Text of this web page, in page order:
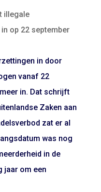
illegale
op 22 september
in door
vanaf 22
in. Dat schrijft
Zaken aan
zat er al
was nog
in de
jaar om een